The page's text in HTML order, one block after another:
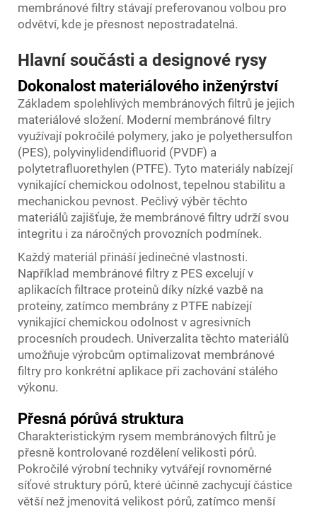
membránové filtry stávají preferovanou volbou pro
odvětví, kde je přesnost nepostradatelná.
Hlavní součásti a designové rysy
Dokonalost materiálového inženýrství
Základem spolehlivých membránových filtrů je jejich
materiálové složení. Moderní membránové filtry
využívají pokročilé polymery, jako je polyethersulfon
(PES), polyvinylidendifluorid (PVDF) a
polytetrafluorethylen (PTFE). Tyto materiály nabízejí
vynikající chemickou odolnost, tepelnou stabilitu a
mechanickou pevnost. Pečlivý výběr těchto
materiálů zajišťuje, že membránové filtry udrží svou
integritu i za náročných provozních podmínek.
Každý materiál přináší jedinečné vlastnosti.
Například membránové filtry z PES excelují v
aplikacích filtrace proteinů díky nízké vazbě na
proteiny, zatímco membrány z PTFE nabízejí
vynikající chemickou odolnost v agresivních
procesních proudech. Univerzalita těchto materiálů
umožňuje výrobcům optimalizovat membránové
filtry pro konkrétní aplikace při zachování stálého
výkonu.
Přesná pórůvá struktura
Charakteristickým rysem membránových filtrů je
přesně kontrolované rozdělení velikosti pórů.
Pokročilé výrobní techniky vytvářejí rovnoměrné
síťové struktury pórů, které účinně zachycují částice
větší než jmenovitá velikost pórů, zatímco menší